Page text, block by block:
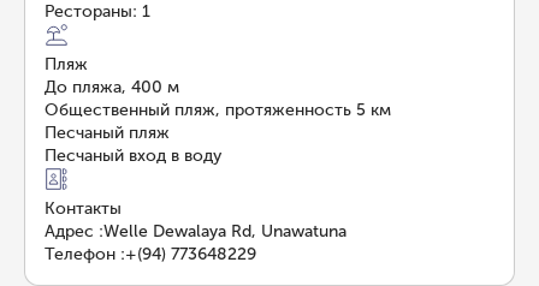
Рестораны: 1
Пляж
До пляжа, 400 м
Общественный пляж, протяженность 5 км
Песчаный пляж
Песчаный вход в воду
Контакты
Адрес :Welle Dewalaya Rd, Unawatuna
Телефон :+(94) 773648229